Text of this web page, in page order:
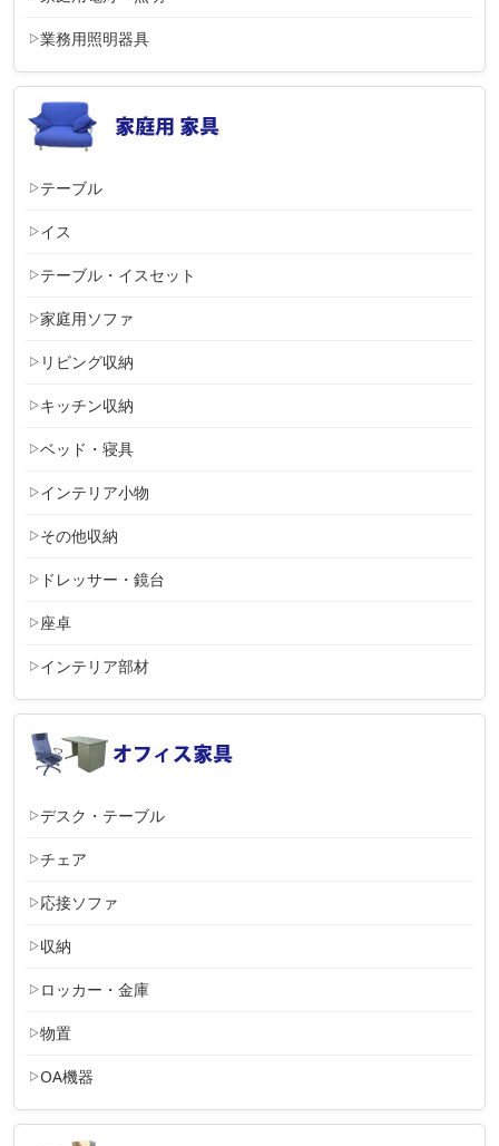
業務用照明器具
テーブル
イス
テーブル・イスセット
家庭用ソファ
リビング収納
キッチン収納
ベッド・寝具
インテリア小物
その他収納
ドレッサー・鏡台
座卓
インテリア部材
デスク・テーブル
チェア
応接ソファ
収納
ロッカー・金庫
物置
OA機器